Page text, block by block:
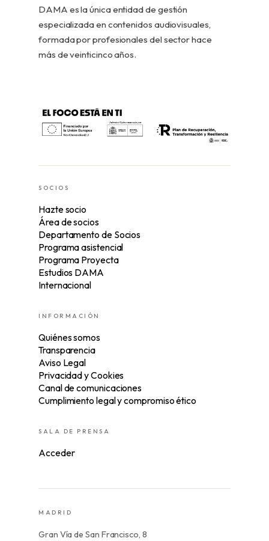
DAMA es la única entidad de gestión
especializada en contenidos audiovisuales,
formada por profesionales del sector hace
más de veinticinco años.
SOCIOS
Hazte socio
Área de socios
Departamento de Socios
Programa asistencial
Programa Proyecta
Estudios DAMA
Internacional
INFORMACIÓN
Quiénes somos
Transparencia
Aviso Legal
Privacidad y Cookies
Canal de comunicaciones
Cumplimiento legal y compromiso ético
SALA DE PRENSA
Acceder
MADRID
Gran Vía de San Francisco, 8